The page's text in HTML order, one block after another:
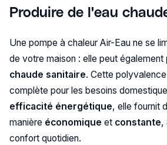
Produire de l'eau
Une pompe à chaleur Air-Eau ne se
de votre maison : elle peut également
chaude sanitaire. Cette
complète pour les besoins
efficacité énergétique, elle fournit
manière économique et constante,
confort quotidien.